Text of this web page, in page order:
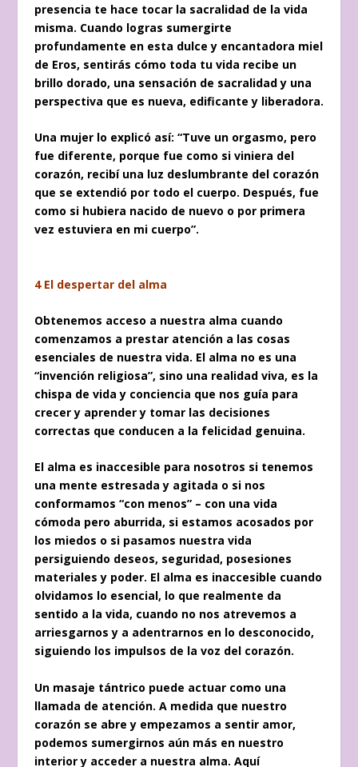
presencia te hace tocar la sacralidad de la vida
misma. Cuando logras sumergirte
profundamente en esta dulce y encantadora miel
de Eros, sentirás cómo toda tu vida recibe un
brillo dorado, una sensación de sacralidad y una
perspectiva que es nueva, edificante y liberadora.
Una mujer lo explicó así: “Tuve un orgasmo, pero
fue diferente, porque fue como si viniera del
corazón, recibí una luz deslumbrante del corazón
que se extendió por todo el cuerpo. Después, fue
como si hubiera nacido de nuevo o por primera
vez estuviera en mi cuerpo”.
4 El despertar del alma
Obtenemos acceso a nuestra alma cuando
comenzamos a prestar atención a las cosas
esenciales de nuestra vida. El alma no es una
“invención religiosa”, sino una realidad viva, es la
chispa de vida y conciencia que nos guía para
crecer y aprender y tomar las decisiones
correctas que conducen a la felicidad genuina.
El alma es inaccesible para nosotros si tenemos
una mente estresada y agitada o si nos
conformamos “con menos” – con una vida
cómoda pero aburrida, si estamos acosados ​​por
los miedos o si pasamos nuestra vida
persiguiendo deseos, seguridad, posesiones
materiales y poder. El alma es inaccesible cuando
olvidamos lo esencial, lo que realmente da
sentido a la vida, cuando no nos atrevemos a
arriesgarnos y a adentrarnos en lo desconocido,
siguiendo los impulsos de la voz del corazón.
Un masaje tántrico puede actuar como una
llamada de atención. A medida que nuestro
corazón se abre y empezamos a sentir amor,
podemos sumergirnos aún más en nuestro
interior y acceder a nuestra alma. Aquí